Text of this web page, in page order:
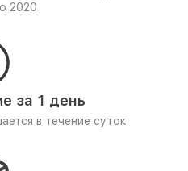
2020
за 1 день
в течение суток